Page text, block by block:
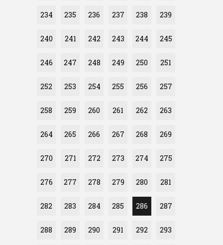
234 235 236 237 238 239
240 241 242 243 244 245
246 247 248 249 250 251
252 253 254 255 256 257
258 259 260 261 262 263
264 265 266 267 268 269
270 271 272 273 274 275
276 277 278 279 280 281
282 283 284 285 286 287
288 289 290 291 292 293